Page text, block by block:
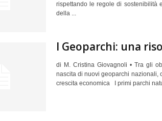
rispettando le regole di sostenibilità
della ...
I Geoparchi: una
di M. Cristina Giovagnoli • Tra gli
nascita di nuovi geoparchi nazionali,
crescita economica
I primi parchi